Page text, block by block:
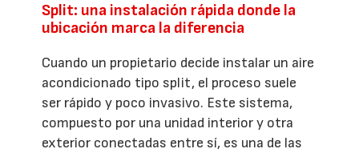
Split: una instalación rápida donde la
ubicación marca la diferencia
Cuando un propietario decide instalar un aire
acondicionado tipo split, el proceso suele
ser rápido y poco invasivo. Este sistema,
compuesto por una unidad interior y otra
exterior conectadas entre sí, es una de las